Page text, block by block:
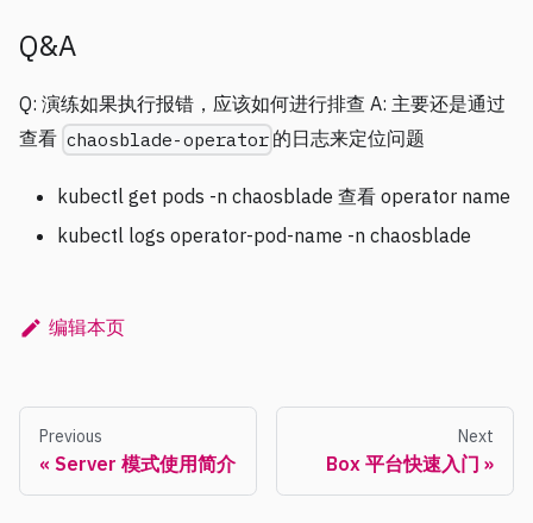
Q&A
Q: 演练如果执行报错，应该如何进行排查 A: 主要还是通过
查看 chaosblade-operator 的日志来定位问题
kubectl get pods -n chaosblade 查看 operator name
kubectl logs operator-pod-name -n chaosblade
编辑本页
Previous
Server 模式使用简介
Next
Box 平台快速入门